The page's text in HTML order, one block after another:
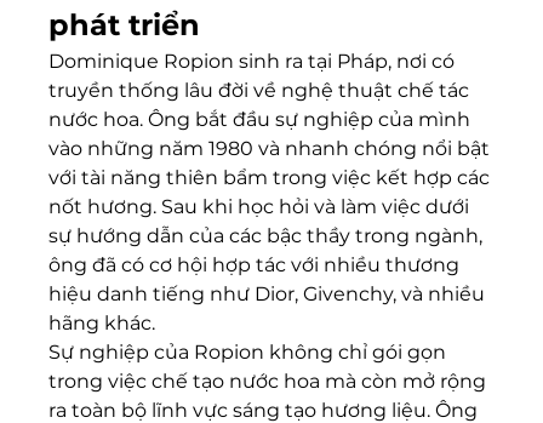
phát triển
Dominique Ropion sinh ra tại Pháp, nơi có
truyền thống lâu đời về nghệ thuật chế tác
nước hoa. Ông bắt đầu sự nghiệp của mình
vào những năm 1980 và nhanh chóng nổi bật
với tài năng thiên bẩm trong việc kết hợp các
nốt hương. Sau khi học hỏi và làm việc dưới
sự hướng dẫn của các bậc thầy trong ngành,
ông đã có cơ hội hợp tác với nhiều thương
hiệu danh tiếng như Dior, Givenchy, và nhiều
hãng khác.
Sự nghiệp của Ropion không chỉ gói gọn
trong việc chế tạo nước hoa mà còn mở rộng
ra toàn bộ lĩnh vực sáng tạo hương liệu. Ông